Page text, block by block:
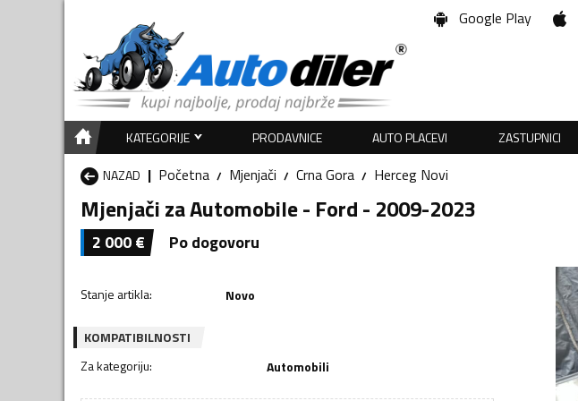
Google Play
KATEGORIJE PRODAVNICE AUTO PLACEVI ZASTUPNICI
NAZAD
Početna Mjenjači Crna Gora Herceg Novi
Mjenjači za Automobile - Ford - 2009-2023
2 000€ Po dogovoru
Stanje artikla: Novo
KOMPATIBILNOSTI
Za kategoriju: Automobili